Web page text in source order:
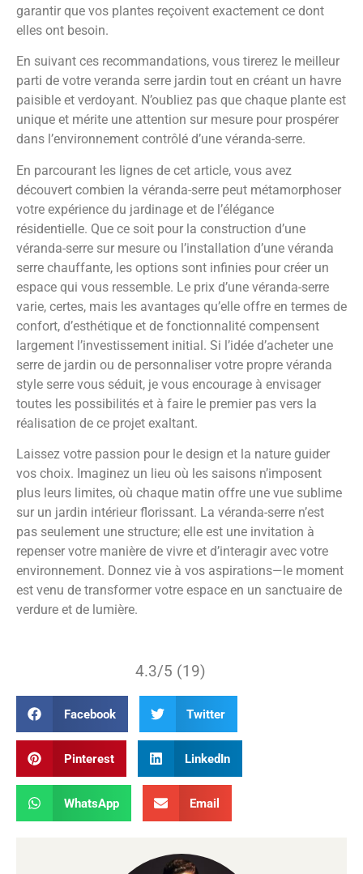
garantir que vos plantes reçoivent exactement ce dont
elles ont besoin.
En suivant ces recommandations, vous tirerez le meilleur
parti de votre veranda serre jardin tout en créant un havre
paisible et verdoyant. N’oubliez pas que chaque plante est
unique et mérite une attention sur mesure pour prospérer
dans l’environnement contrôlé d’une véranda-serre.
En parcourant les lignes de cet article, vous avez
découvert combien la véranda-serre peut métamorphoser
votre expérience du jardinage et de l’élégance
résidentielle. Que ce soit pour la construction d’une
véranda-serre sur mesure ou l’installation d’une véranda
serre chauffante, les options sont infinies pour créer un
espace qui vous ressemble. Le prix d’une véranda-serre
varie, certes, mais les avantages qu’elle offre en termes de
confort, d’esthétique et de fonctionnalité compensent
largement l’investissement initial. Si l’idée d’acheter une
serre de jardin ou de personnaliser votre propre véranda
style serre vous séduit, je vous encourage à envisager
toutes les possibilités et à faire le premier pas vers la
réalisation de ce projet exaltant.
Laissez votre passion pour le design et la nature guider
vos choix. Imaginez un lieu où les saisons n’imposent
plus leurs limites, où chaque matin offre une vue sublime
sur un jardin intérieur florissant. La véranda-serre n’est
pas seulement une structure; elle est une invitation à
repenser votre manière de vivre et d’interagir avec votre
environnement. Donnez vie à vos aspirations—le moment
est venu de transformer votre espace en un sanctuaire de
verdure et de lumière.
4.3/5 (19)
Facebook Twitter
Pinterest LinkedIn
WhatsApp Email